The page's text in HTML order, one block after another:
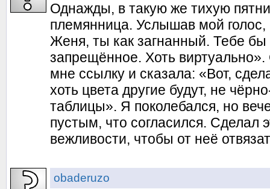
Однажды, в такую же тихую
племянница. Услышав мой голос,
Женя, ты как загнанный. Тебе бы
запрещённое. Хоть
мне ссылку и сказала: «Вот,
хоть цвета другие будут, не
таблицы». Я поколебался, но
пустым, что согласился. Сделал
вежливости, чтобы от неё
obaderuzo